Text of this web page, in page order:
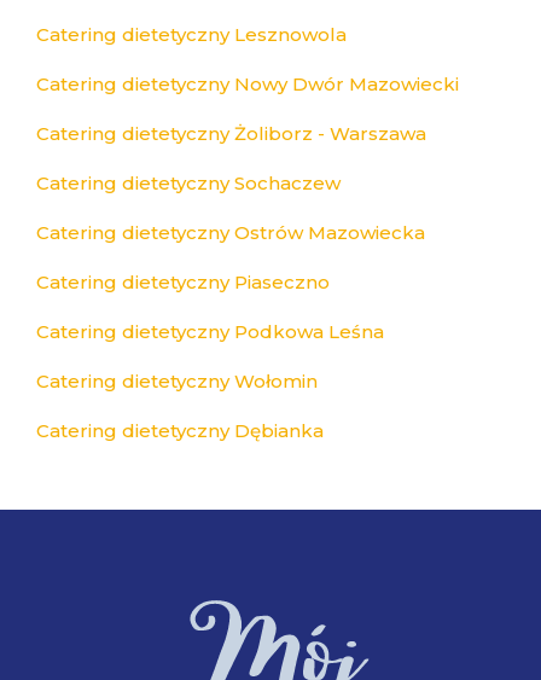
Catering dietetyczny Lesznowola
Catering dietetyczny Nowy Dwór Mazowiecki
Catering dietetyczny Żoliborz - Warszawa
Catering dietetyczny Sochaczew
Catering dietetyczny Ostrów Mazowiecka
Catering dietetyczny Piaseczno
Catering dietetyczny Podkowa Leśna
Catering dietetyczny Wołomin
Catering dietetyczny Dębianka